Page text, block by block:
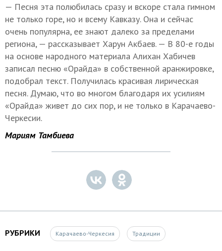
— Песня эта полюбилась сразу и вскоре стала гимном
не только горе, но и всему Кавказу. Она и сейчас
очень популярна, ее знают далеко за пределами
региона, — рассказывает Харун Акбаев. — В 80-е годы
на основе народного материала Алихан Хабичев
записал песню «Орайда» в собственной аранжировке,
подобрал текст. Получилась красивая лирическая
песня. Думаю, что во многом благодаря их усилиям
«Орайда» живет до сих пор, и не только в Карачаево-
Черкесии.
Мариям Тамбиева
РУБРИКИ Карачаево-Черкесия Традиции